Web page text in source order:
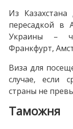
Из
пересадкой в
Украины –
Франкфурт,
Виза для
случае, если
страны не
Таможня